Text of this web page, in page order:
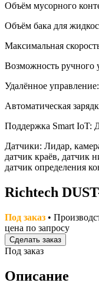
Объём мусорного
Объём бака для
Максимальная
Возможность ручного
Удалённое
Автоматическая
Поддержка Smart IoT:
Датчики: Лидар,
датчик краёв, датчик
датчик определения
Richtech
Под заказ •
цена по запросу
Сделать заказ
Под заказ
Описание